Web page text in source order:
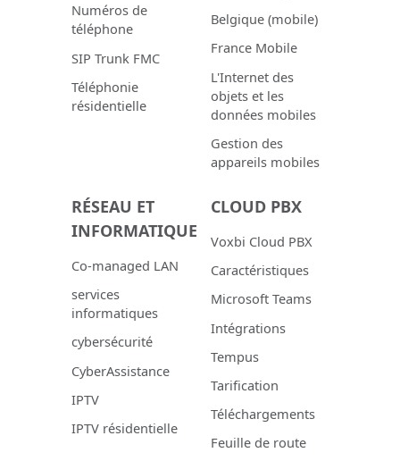
Numéros de
téléphone
SIP Trunk FMC
Téléphonie
résidentielle
Belgique (mobile)
France Mobile
L'Internet des
objets et les
données mobiles
Gestion des
appareils mobiles
RÉSEAU ET
INFORMATIQUE
Co-managed LAN
services
informatiques
cybersécurité
CyberAssistance
IPTV
IPTV résidentielle
CLOUD PBX
Voxbi Cloud PBX
Caractéristiques
Microsoft Teams
Intégrations
Tempus
Tarification
Téléchargements
Feuille de route